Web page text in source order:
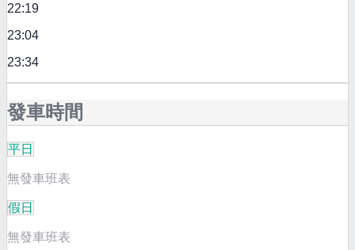
22:19
23:04
23:34
發車時間
平日
無發車班表
假日
無發車班表